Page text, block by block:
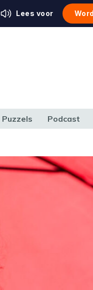
Lees voor
Puzzels Podcast